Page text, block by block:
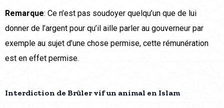
Remarque: Ce n’est pas soudoyer quelqu’un que de lui
donner de l’argent pour qu’il aille parler au gouverneur par
exemple au sujet d’une chose permise, cette rémunération
est en effet permise.
Interdiction de Brûler vif un animal en Islam